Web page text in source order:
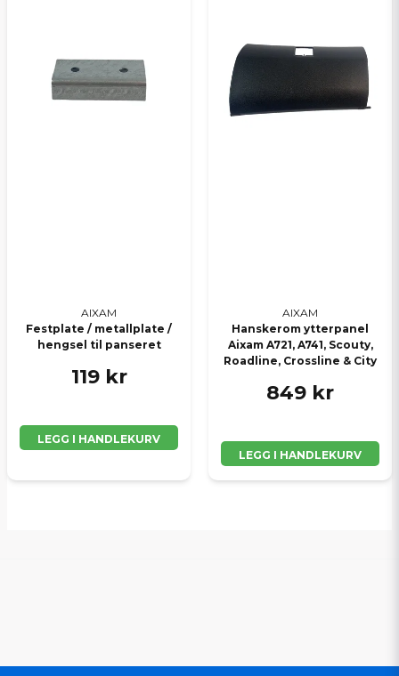
AIXAM
Festplate / metallplate /
hengsel til panseret
119 kr
LEGG I HANDLEKURV
AIXAM
Hanskerom ytterpanel
Aixam A721, A741, Scouty,
Roadline, Crossline & City
849 kr
LEGG I HANDLEKURV